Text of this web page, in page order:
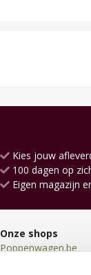
Kies jouw
100 dagen op
Eigen magazijn
Onze shops
Poppenwagen.be